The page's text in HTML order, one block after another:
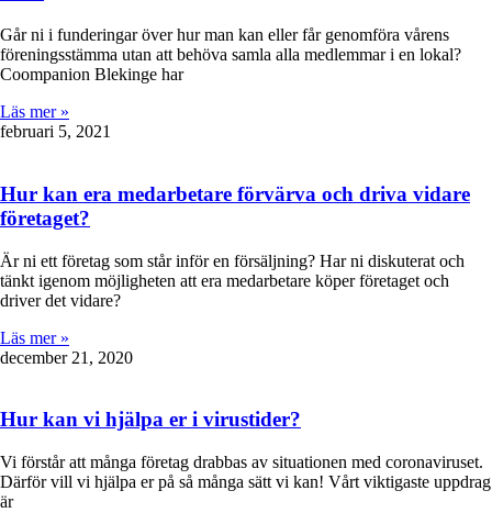
Går ni i funderingar över hur man kan eller får genomföra vårens
föreningsstämma utan att behöva samla alla medlemmar i en lokal?
Coompanion Blekinge har
Läs mer »
februari 5, 2021
Hur kan era medarbetare förvärva och driva vidare
företaget?
Är ni ett företag som står inför en försäljning? Har ni diskuterat och
tänkt igenom möjligheten att era medarbetare köper företaget och
driver det vidare?
Läs mer »
december 21, 2020
Hur kan vi hjälpa er i virustider?
Vi förstår att många företag drabbas av situationen med coronaviruset.
Därför vill vi hjälpa er på så många sätt vi kan! Vårt viktigaste uppdrag
är